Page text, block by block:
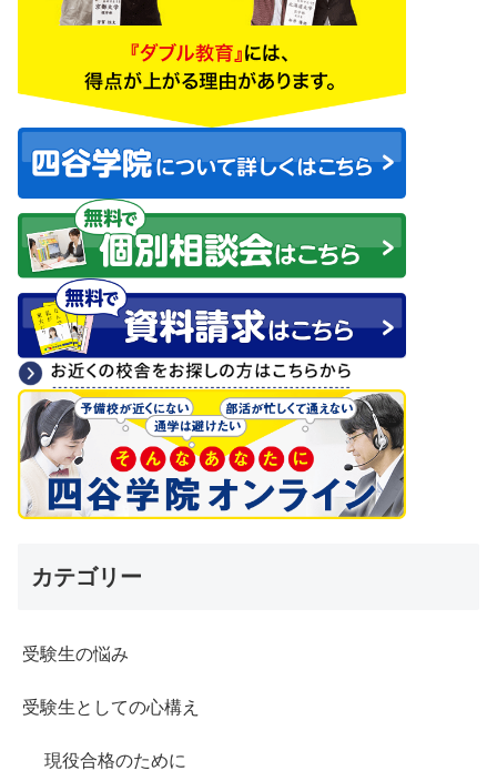
カテゴリー
受験生の悩み
受験生としての心構え
現役合格のために